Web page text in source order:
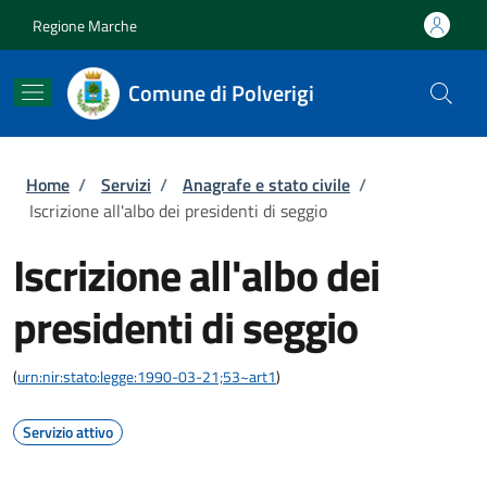
Regione Marche
Comune di Polverigi
Briciole di pane
Home / Servizi / Anagrafe e stato civile /
Iscrizione all'albo dei presidenti di seggio
Iscrizione all'albo dei
presidenti di seggio
(urn:nir:stato:legge:1990-03-21;53~art1)
Servizio attivo